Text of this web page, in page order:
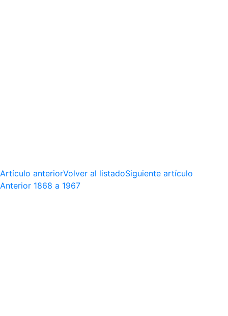
Artículo anteriorVolver al listadoSiguiente artículo
Anterior 1868 a 1967